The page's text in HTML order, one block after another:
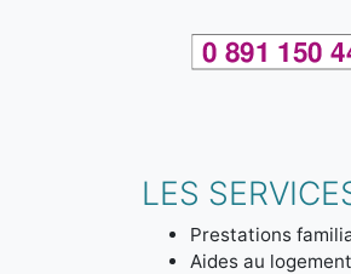
LES
Prestations
Aides au logement